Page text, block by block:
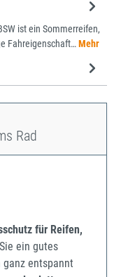
ist ein Sommerreifen,
Fahreigenschaft…Mehr
Rad
für Reifen,
ein gutes
ganz entspannt